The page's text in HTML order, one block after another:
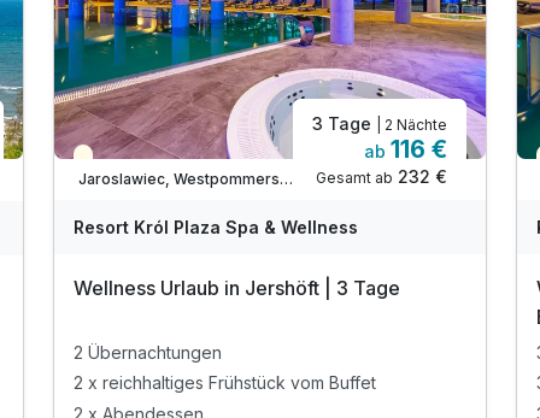
Teilweise ausgelastet
Jaroslawiec, Westpommersche Ostseeküste
3 Tage | 2 Nächte
ab 116 €
Gesamt ab 232 €
Resort Król Plaza Spa & Wellness
Wellness Urlaub in Jershöft | 3 Tage
2 Übernachtungen
2 x reichhaltiges Frühstück vom Buffet
2 x Abendessen